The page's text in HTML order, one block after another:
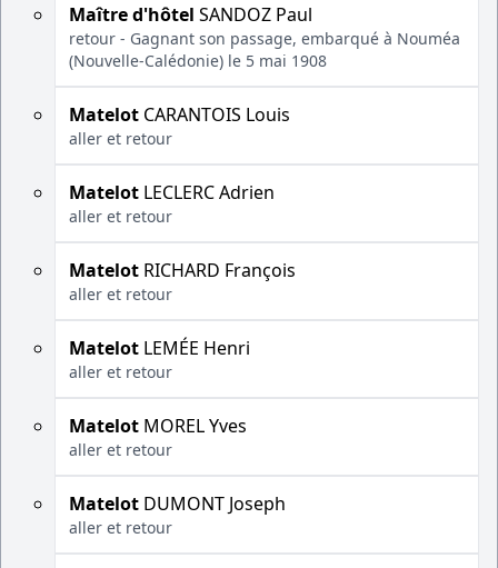
Maître d'hôtel SANDOZ Paul
retour - Gagnant son passage, embarqué à Nouméa
(Nouvelle-Calédonie) le 5 mai 1908
Matelot CARANTOIS Louis
aller et retour
Matelot LECLERC Adrien
aller et retour
Matelot RICHARD François
aller et retour
Matelot LEMÉE Henri
aller et retour
Matelot MOREL Yves
aller et retour
Matelot DUMONT Joseph
aller et retour